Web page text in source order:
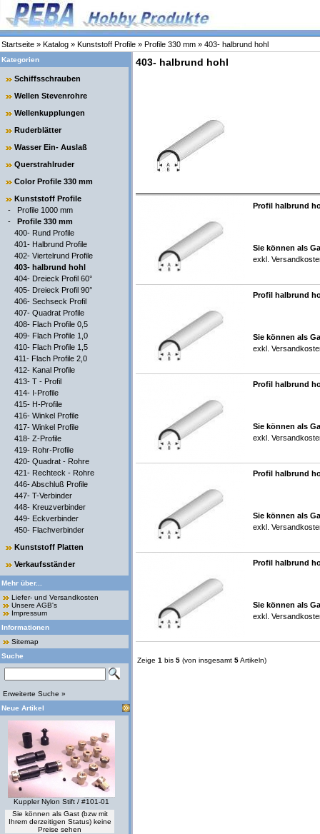
Startseite » Katalog » Kunststoff Profile » Profile 330 mm » 403- halbrund hohl
Kategorien
Schiffsschrauben
Wellen Stevenrohre
Wellenkupplungen
Ruderblätter
Wasser Ein- Auslaß
Querstrahlruder
Color Profile 330 mm
Kunststoff Profile
- Profile 1000 mm
- Profile 330 mm
400- Rund Profile
401- Halbrund Profile
402- Viertelrund Profile
403- halbrund hohl
404- Dreieck Profil 60°
405- Dreieck Profil 90°
406- Sechseck Profil
407- Quadrat Profile
408- Flach Profile 0,5
409- Flach Profile 1,0
410- Flach Profile 1,5
411- Flach Profile 2,0
412- Kanal Profile
413- T - Profil
414- I-Profile
415- H-Profile
416- Winkel Profile
417- Winkel Profile
418- Z-Profile
419- Rohr-Profile
420- Quadrat - Rohre
421- Rechteck - Rohre
446- Abschluß Profile
447- T-Verbinder
448- Kreuzverbinder
449- Eckverbinder
450- Flachverbinder
Kunststoff Platten
Verkaufsständer
Mehr über...
Liefer- und Versandkosten
Unsere AGB's
Impressum
Informationen
Sitemap
Suche
Erweiterte Suche »
Neue Artikel
Kuppler Nylon Stift / #101-01
Sie können als Gast (bzw mit
Ihrem derzeitigen Status) keine
Preise sehen
403- halbrund hohl
Profil halbrund
Sie können als
exkl.
Profil halbrund
Sie können als
exkl.
Profil halbrund
Sie können als
exkl.
Profil halbrund
Sie können als
exkl.
Profil halbrund
Sie können als
exkl.
Zeige 1 bis 5 (von insgesamt 5Artikeln)